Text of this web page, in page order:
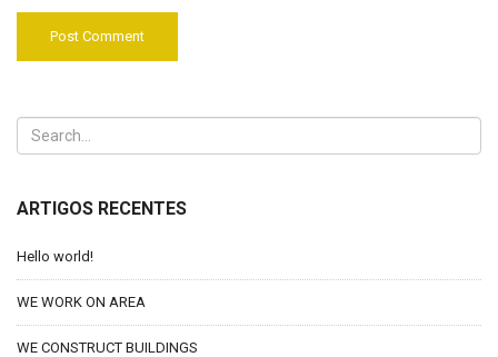
ARTIGOS RECENTES
Hello world!
WE WORK ON AREA
WE CONSTRUCT BUILDINGS